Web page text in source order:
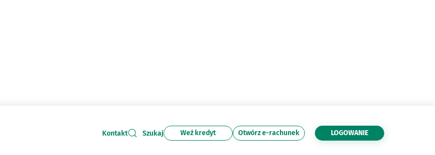
Kontakt Szukaj Weź kredyt Otwórz e-rachunek LOGOWANIE